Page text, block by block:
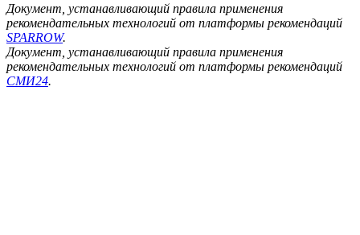
Документ, устанавливающий правила применения
рекомендательных технологий от платформы рекомендаций
SPARROW.
Документ, устанавливающий правила применения
рекомендательных технологий от платформы рекомендаций
СМИ24.